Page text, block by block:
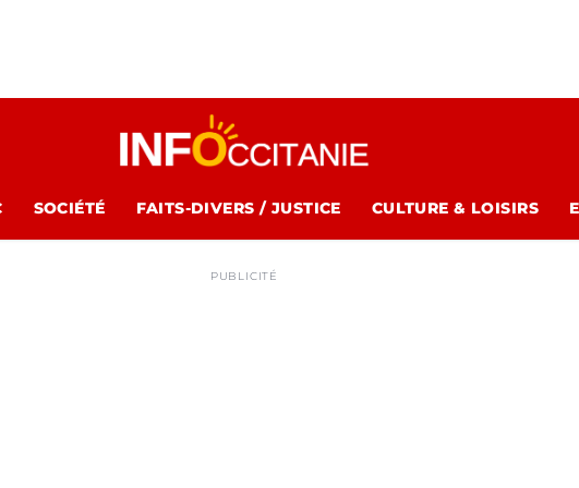
SOCIÉTÉ FAITS-DIVERS / JUSTICE CULTURE & LOISIRS
PUBLICITÉ